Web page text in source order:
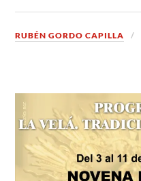
RUBÉN GORDO CAPILLA